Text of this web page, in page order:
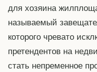
для хозяина
называемый
которого чревато
претендентов на
стать непременное